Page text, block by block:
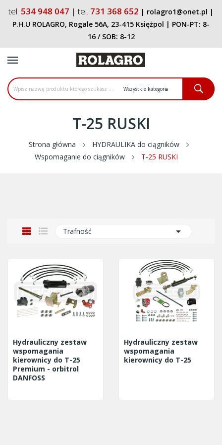
tel. 534 948 047 | tel. 731 368 652 | rolagro1@onet.pl |
P.H.U ROLAGRO, Rogale 56A, 23-415 Księżpol | PON-PT: 8-
16/ SOB: 8-12
T-25 RUSKI
Strona główna
HYDRAULIKA do ciągników
Wspomaganie do ciągników
T-25 RUSKI
Trafność 
Hydrauliczny zestaw
wspomagania
kierownicy do T-25
Premium - orbitrol
DANFOSS
Hydrauliczny zestaw
wspomagania
kierownicy do T-25